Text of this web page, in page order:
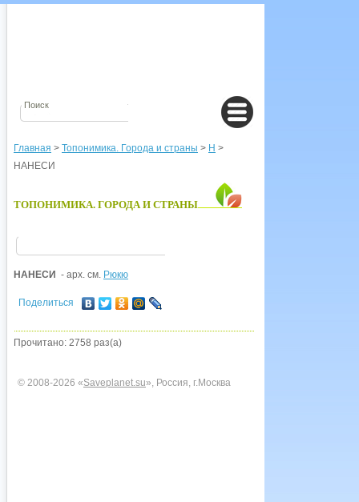
Главная > Топонимика. Города и страны > Н >
НАНЕСИ
ТОПОНИМИКА. ГОРОДА И СТРАНЫ
НАНЕСИ - арх. см. Рюкю
Поделиться
Прочитано: 2758 раз(а)
© 2008-2026 «Saveplanet.su», Россия, г.Москва